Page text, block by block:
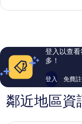
極
評
論
登入以查
多！
登入 免費
鄰近地區資